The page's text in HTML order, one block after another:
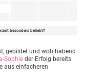
besonders beliebt?
gebildet und wohlhabend
Sophie der Erfolg bereits
aus einfacheren